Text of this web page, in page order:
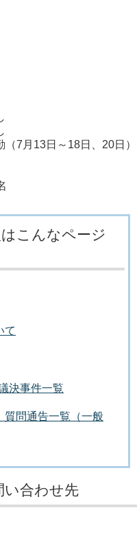
～18日、20日）
こんなページ
て
決事件一覧
問通告一覧（一般
い合わせ先